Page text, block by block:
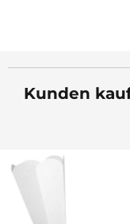
Kunden